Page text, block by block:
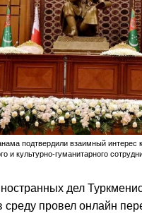
подтвердили взаимный интерес
и культурно-гуманитарного
дел
среду провел онлайн